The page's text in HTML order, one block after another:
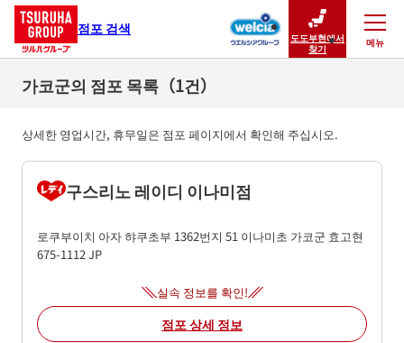
점포 검색
도도부현에서
찾기
메뉴
닫기
가코군의 점포 목록（1건）
상세한 영업시간, 휴무일은 점포 페이지에서 확인해 주십시오.
구스리노 레이디 이나미점
로쿠부이치 아자 햐쿠초부 1362번지 51 이나미초 가코군 효고현
675-1112JP
실속 정보를 확인!
점포 상세 정보